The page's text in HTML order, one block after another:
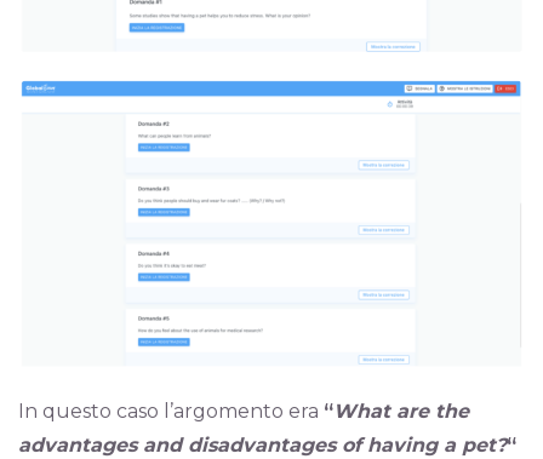
In questo caso l’argomento era “What are the
advantages and disadvantages of having a pet?“